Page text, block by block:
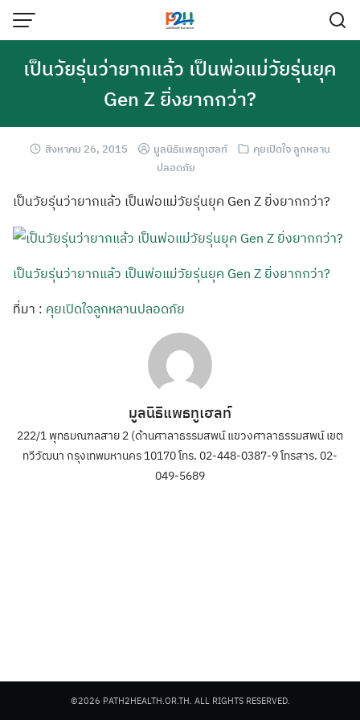
เป็นวัยรุ่นว่ายากแล้ว เป็นพ่อแม่วัยรุ่นยุค
Gen Z ยิ่งยากกว่า?
สิงหาคม 26, 2015 มูลนิธิแพธทูเฮลท์
คุยเปิดใจ ลูกหลาน
ปลอดภัย
เป็นวัยรุ่นว่ายากแล้ว เป็นพ่อแม่วัยรุ่นยุค Gen Z ยิ่งยากกว่า?
เป็นวัยรุ่นว่ายากแล้ว เป็นพ่อแม่วัยรุ่นยุค Gen Z ยิ่งยากกว่า?
ที่มา : คุยเปิดใจลูกหลานปลอดภัย
มูลนิธิแพธทูเฮลท์
222/1 พุทธมณฑลสาย 2 (ด้านศาลาธรรมสพน์ แขวงศาลาธรรมสพน์ เขต
ทวีวัฒนา กรุงเทพมหานคร 10170 โทร. 02-448-0387-9 โทรสาร. 02-
049-5689
©2026 PATH2HEALTH.OR.TH. ALL RIGHTS RESERVED.